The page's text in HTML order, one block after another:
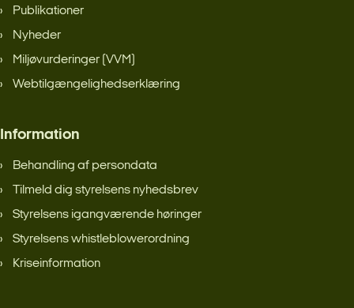
Publikationer
Nyheder
Miljøvurderinger (VVM)
Webtilgængelighedserklæring
Information
Behandling af persondata
Tilmeld dig styrelsens nyhedsbrev
Styrelsens igangværende høringer
Styrelsens whistleblowerordning
Kriseinformation